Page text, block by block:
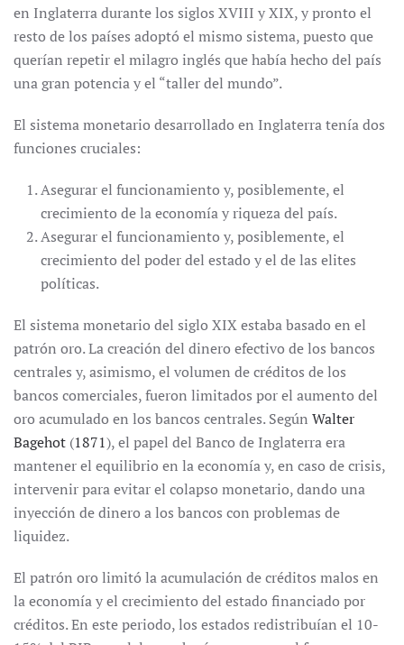
en Inglaterra durante los siglos XVIII y XIX, y pronto el
resto de los países adoptó el mismo sistema, puesto que
querían repetir el milagro inglés que había hecho del país
una gran potencia y el “taller del mundo”.
El sistema monetario desarrollado en Inglaterra tenía dos
funciones cruciales:
Asegurar el funcionamiento y, posiblemente, el
crecimiento de la economía y riqueza del país.
Asegurar el funcionamiento y, posiblemente, el
crecimiento del poder del estado y el de las elites
políticas.
El sistema monetario del siglo XIX estaba basado en el
patrón oro. La creación del dinero efectivo de los bancos
centrales y, asimismo, el volumen de créditos de los
bancos comerciales, fueron limitados por el aumento del
oro acumulado en los bancos centrales. Según Walter
Bagehot (1871), el papel del Banco de Inglaterra era
mantener el equilibrio en la economía y, en caso de crisis,
intervenir para evitar el colapso monetario, dando una
inyección de dinero a los bancos con problemas de
liquidez.
El patrón oro limitó la acumulación de créditos malos en
la economía y el crecimiento del estado financiado por
créditos. En este periodo, los estados redistribuían el 10-